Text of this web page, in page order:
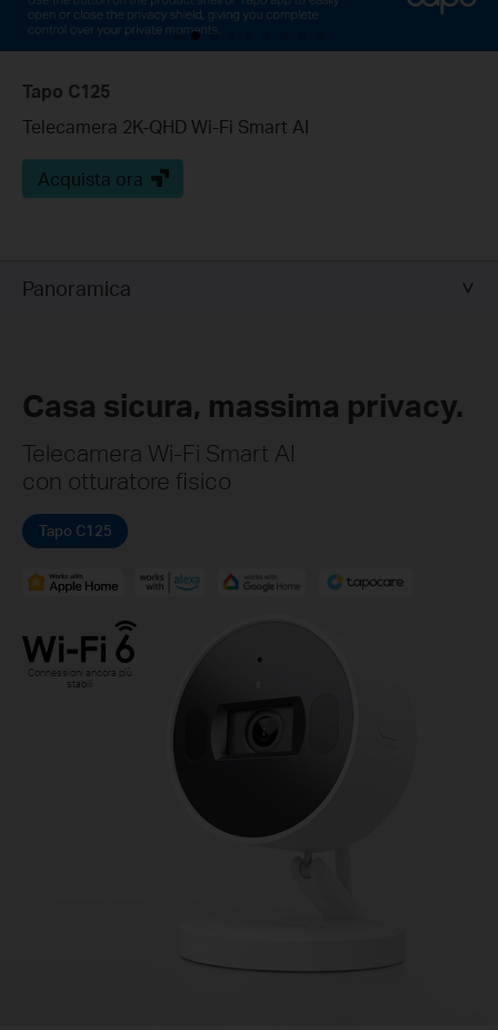
Tapo C125
Telecamera 2K-QHD Wi-Fi Smart AI
Acquista ora
Panoramica
Casa sicura, massima privacy.
Telecamera Wi-Fi Smart AI
con otturatore fisico
Tapo C125
Connessioni ancora più
stabili